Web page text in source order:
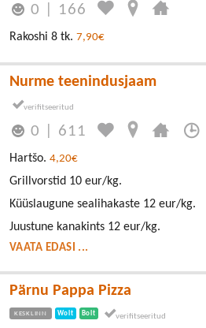
0 166
Rakoshi 8 tk. 7,90€
Nurme teenindusjaam
0 611
Hartšo. 4,20€
Grillvorstid 10 eur/kg.
Küüslaugune sealihakaste 12 eur/kg.
Juustune kanakints 12 eur/kg.
VAATA EDASI ...
Pärnu Pappa Pizza
KESKLINN Wolt Bolt